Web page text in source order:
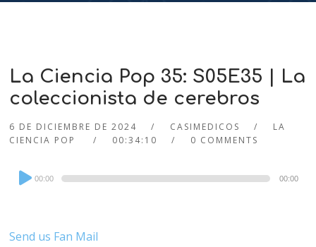
La Ciencia Pop 35: S05E35 | La
coleccionista de cerebros
6 DE DICIEMBRE DE 2024 CASIMEDICOS
LA
CIENCIA POP
00:34:10 0 COMMENTS
Audio
Player
00:00 00:00
Send us Fan Mail